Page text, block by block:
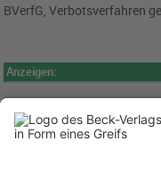
BVerfG, Verbotsverfahren
Anzeigen: